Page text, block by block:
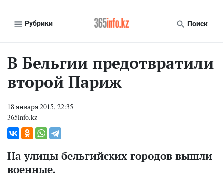
Рубрики Поиск
В Бельгии предотвратили
второй Париж
18 января 2015, 22:35
365info.kz
На улицы бельгийских городов вышли
военные.